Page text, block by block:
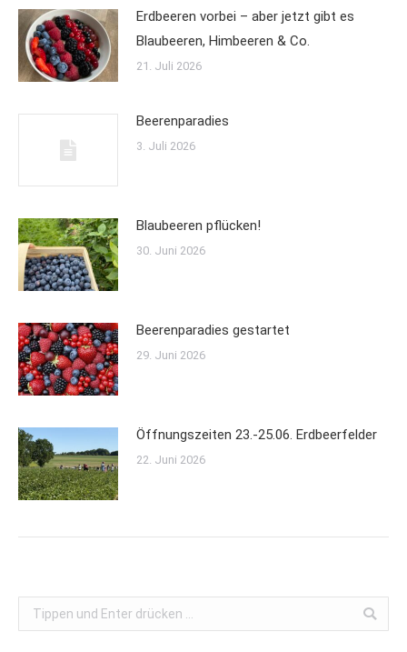
Erdbeeren vorbei – aber jetzt gibt es
Blaubeeren, Himbeeren & Co.
21. Juli 2026
Beerenparadies
3. Juli 2026
Blaubeeren pflücken!
30. Juni 2026
Beerenparadies gestartet
29. Juni 2026
Öffnungszeiten 23.-25.06. Erdbeerfelder
22. Juni 2026
Search: